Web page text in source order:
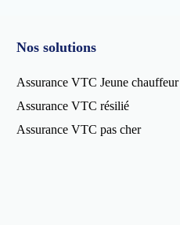
Nos solutions
Assurance VTC Jeune chauffeur
Assurance VTC résilié
Assurance VTC pas cher